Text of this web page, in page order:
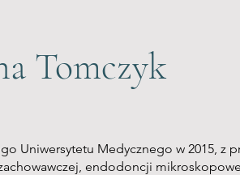
Tomczyk
Uniwersytetu Medycznego w 2015, z
endodoncji